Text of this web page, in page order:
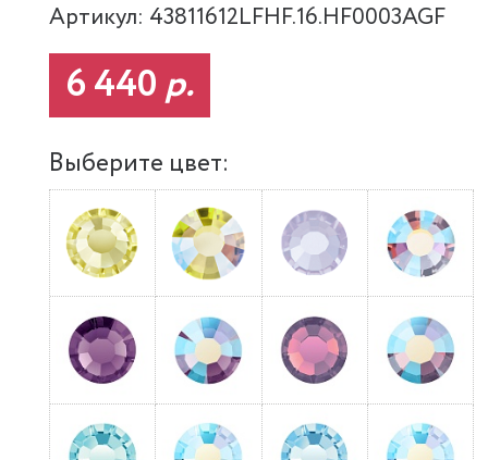
Артикул: 43811612LFHF.16.HF0003AGF
6 440р.
Выберите цвет: